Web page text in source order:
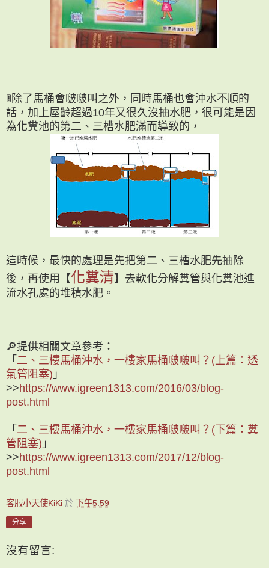
🚦除了馬桶會啵啵叫之外，同時馬桶也會沖水不順的
話， 加上屋齡超過10年又很久沒抽水肥， 很可能是因
為化糞池的第二、三槽水肥滿而導致的，
這時候，最快的處理是先把第二、三槽水肥先抽除
後， 再使用【化糞清】去軟化分解糞管與化糞池進
流水孔處的堆積水肥。
🔎提供相關文章參考：
「 二、三樓馬桶沖水，一樓家馬桶啵啵叫？(上篇：透
氣管阻塞) 」
>>https://www.igreen1313.com/2016/03/blog-
post.html
「 二、三樓馬桶沖水，一樓家馬桶啵啵叫？(下篇：糞
管阻塞) 」
>>https://www.igreen1313.com/2017/12/blog-
post.html
客服小天使KiKi 於 下午5:59
分享
沒有留言: